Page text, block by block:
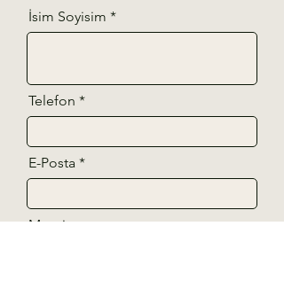
İsim Soyisim
Telefon
E-Posta
Mesajınız